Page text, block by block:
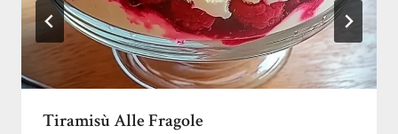
Tiramisù Alle Fragole